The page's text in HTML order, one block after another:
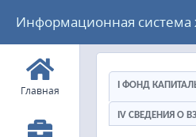
Информационная система
Главная I ФОНД
IV СВЕДЕНИЯ О